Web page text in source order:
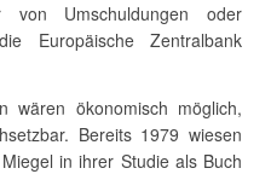
Umschuldungen oder
Europäische Zentralbank
wären ökonomisch möglich,
Bereits 1979 wiesen
in ihrer Studie als Buch